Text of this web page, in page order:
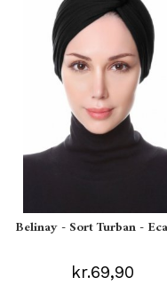
Belinay - Sort Turban -
kr.69,90